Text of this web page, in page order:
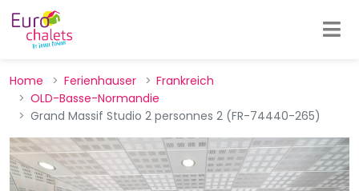
Home Ferienhauser
Frankreich
OLD-Basse-Normandie
Grand Massif Studio 2 personnes 2 (FR-74440-265)